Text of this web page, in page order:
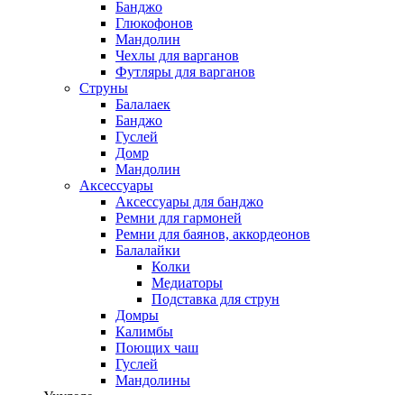
Банджо
Глюкофонов
Мандолин
Чехлы для варганов
Футляры для варганов
Струны
Балалаек
Банджо
Гуслей
Домр
Мандолин
Аксессуары
Аксессуары для банджо
Ремни для гармоней
Ремни для баянов, аккордеонов
Балалайки
Колки
Медиаторы
Подставка для струн
Домры
Калимбы
Поющих чаш
Гуслей
Мандолины